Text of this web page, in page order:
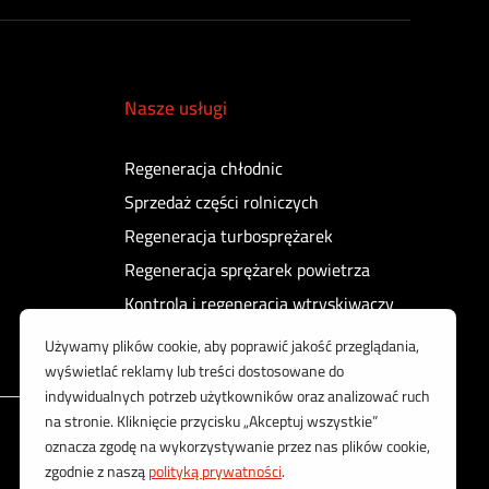
Nasze usługi
Regeneracja chłodnic
Sprzedaż części rolniczych
Regeneracja turbosprężarek
Regeneracja sprężarek powietrza
Kontrola i regeneracja wtryskiwaczy
Korzystamy z bezpiecznych płatności